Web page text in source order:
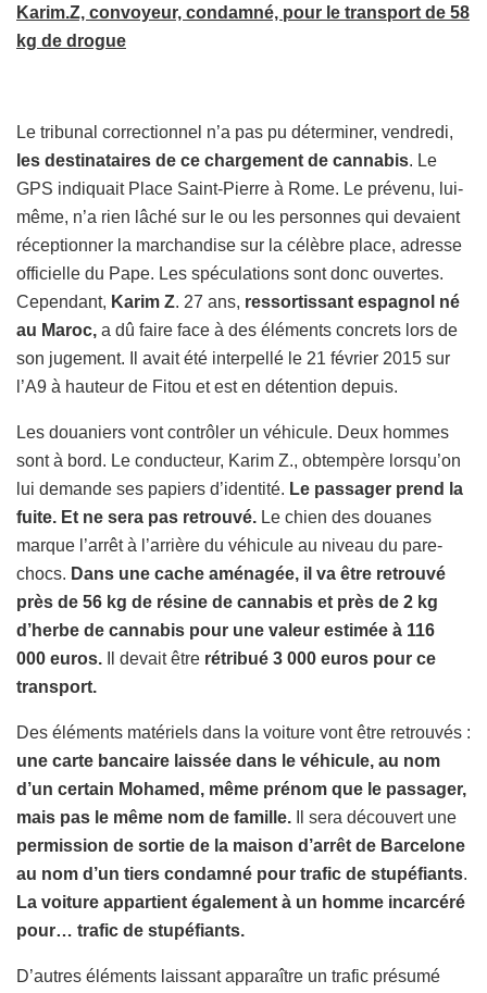
Karim.Z, convoyeur, condamné, pour le transport de 58
kg de drogue
Le tribunal correctionnel n’a pas pu déterminer, vendredi,
les destinataires de ce chargement de cannabis. Le
GPS indiquait Place Saint-Pierre à Rome. Le prévenu, lui-
même, n’a rien lâché sur le ou les personnes qui devaient
réceptionner la marchandise sur la célèbre place, adresse
officielle du Pape. Les spéculations sont donc ouvertes.
Cependant, Karim Z. 27 ans, ressortissant espagnol né
au Maroc, a dû faire face à des éléments concrets lors de
son jugement. Il avait été interpellé le 21 février 2015 sur
l’A9 à hauteur de Fitou et est en détention depuis.
Les douaniers vont contrôler un véhicule. Deux hommes
sont à bord. Le conducteur, Karim Z., obtempère lorsqu’on
lui demande ses papiers d’identité. Le passager prend la
fuite. Et ne sera pas retrouvé. Le chien des douanes
marque l’arrêt à l’arrière du véhicule au niveau du pare-
chocs. Dans une cache aménagée, il va être retrouvé
près de 56 kg de résine de cannabis et près de 2 kg
d’herbe de cannabis pour une valeur estimée à 116
000 euros.
Il devait être rétribué 3 000 euros pour ce
transport.
Des éléments matériels dans la voiture vont être retrouvés :
une carte bancaire laissée dans le véhicule, au nom
d’un certain Mohamed, même prénom que le passager,
mais pas le même nom de famille. Il sera découvert une
permission de sortie de la maison d’arrêt de Barcelone
au nom d’un tiers condamné pour trafic de stupéfiants.
La voiture appartient également à un homme incarcéré
pour… trafic de stupéfiants.
D’autres éléments laissant apparaître un trafic présumé